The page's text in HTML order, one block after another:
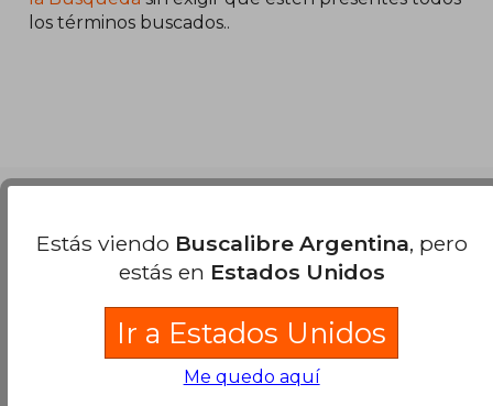
los términos buscados..
Estás viendo Buscalibre Argentina, pero
estás en Estados Unidos
Ir a Estados Unidos
Me quedo aquí